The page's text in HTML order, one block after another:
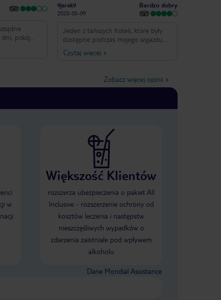
dni, pokój
na
jest to
do
9jarek9
2020-05-09
Bardzo dobry
Jeden z tańszych hoteli, które były
dostępne podczas mojego wyjazdu.
Jak na taką cenę, wszystko było w
porządku. Dobra lokalizacja, w pobliżu
także przystanek autobusowy, z
którego można dojechać wszędzie
Czytaj więcej »
Zobacz więcej opinii »
w
Większość Klientów
rozszerza ubezpieczenia o pakiet All
Inclusive - rozszerzenie ochrony od
kosztów leczenia i następstw
nieszczęśliwych wypadków o
zdarzenia zaistniałe pod wpływem
alkoholu
Dane Mondial Assistance